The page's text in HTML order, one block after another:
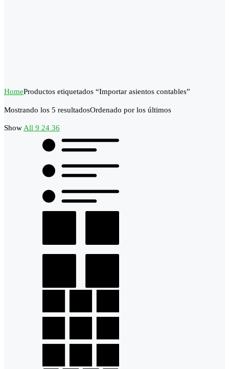
HomeProductos etiquetados “Importar asientos contables”
Mostrando los 5 resultadosOrdenado por los últimos
Show All 9 24 36